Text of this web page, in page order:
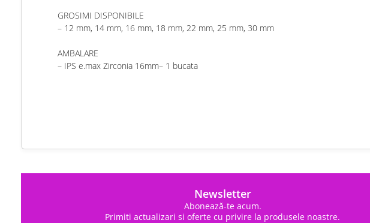
GROSIMI DISPONIBILE
– 12 mm, 14 mm, 16 mm, 18 mm, 22 mm, 25 mm, 30 mm
AMBALARE
– IPS e.max Zirconia 16mm– 1 bucata
Newsletter
Abonează-te acum.
Primiti actualizari si oferte cu privire la produsele noastre.